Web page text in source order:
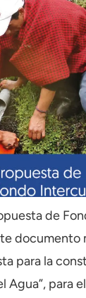
de
documento
para la
Agua”, para